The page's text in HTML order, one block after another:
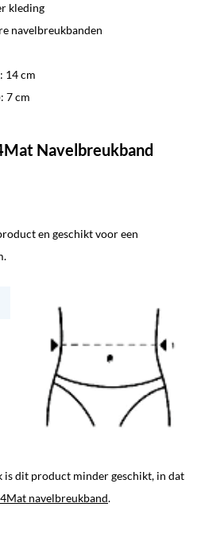
kleding
navelbreukbanden
14 cm
7 cm
Navelbreukband
en geschikt voor een
is dit product minder geschikt, in dat
navelbreukband.